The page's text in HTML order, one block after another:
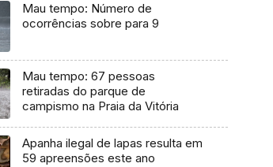
Mau tempo: Número de
ocorrências sobre para 9
Mau tempo: 67 pessoas
retiradas do parque de
campismo na Praia da Vitória
Apanha ilegal de lapas resulta em
59 apreensões este ano